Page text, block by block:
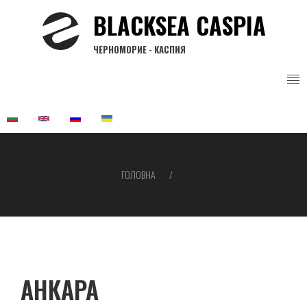
BLACKSEA CASPIA
ЧЕРНОМОРИЕ - КАСПИЯ
навіґації
ГОЛОВНА
АНКАРА